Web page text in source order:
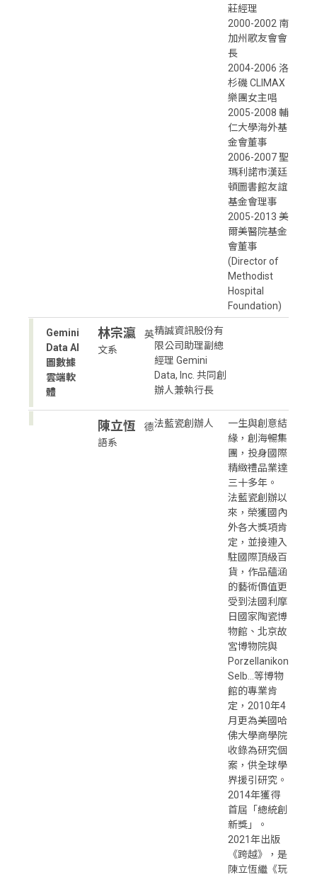
莊經理
2000-2002 南
加州歌友會會
長
2004-2006 洛
杉磯 CLIMAX
樂團女主唱
2005-2008 輔
仁大學海外基
金會董事
2006-2007 聖
瑪利諾市漢廷
頓圖書館友誼
基金會理事
2005-2013 美
爾美醫院基金
會董事
(Director of
Methodist
Hospital
Foundation)
Gemini
Data AI
圖數據
雲端軟
體
林宗瀛
英
文系
精誠資訊股份有
限公司助理副總
經理 Gemini
Data, Inc. 共同創
辦人兼執行長
陳立恆
德
語系
法藍瓷創辦人
一生與創意結
緣，創海暢集
團，投身國際
精緻禮品業達
三十多年。
法藍瓷創辦以
來，榮獲國內
外各大獎項肯
定，並接連入
駐國際頂級百
貨，作品蘊涵
的藝術價值更
受到法國利摩
日國家陶瓷博
物館、北京故
宮博物院與
Porzellanikon
Selb…等博物
館的專業肯
定，2010年4
月更為美國哈
佛大學商學院
收錄為研究個
案，供全球學
界援引研究。
2014年獲得
首屆「總統創
新獎」。
2021年出版
《跨越》，是
陳立恆繼《玩